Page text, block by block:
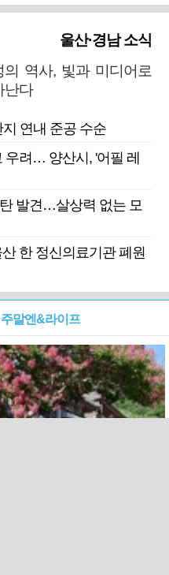
울산·경남 소식
의 역사, 빛과 미디어로
난다
연내 준공 수순
우려… 양산시, '어필 레
발견…살상력 없는 모
한 정신의료기관 폐원
주말엔&라이프